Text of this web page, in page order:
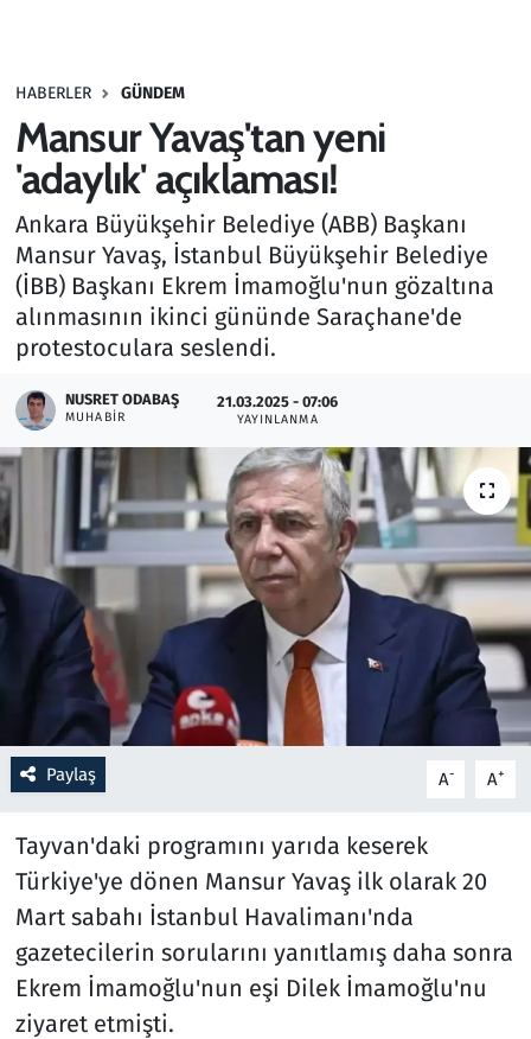
HABERLER GÜNDEM
Mansur Yavaş'tan yeni
'adaylık' açıklaması!
Ankara Büyükşehir Belediye (ABB) Başkanı
Mansur Yavaş, İstanbul Büyükşehir Belediye
(İBB) Başkanı Ekrem İmamoğlu'nun gözaltına
alınmasının ikinci gününde Saraçhane'de
protestoculara seslendi.
NUSRET ODABAŞ
MUHABIR
21.03.2025 - 07:06
YAYINLANMA
Paylaş A- A+
Tayvan'daki programını yarıda keserek
Türkiye'ye dönen Mansur Yavaş ilk olarak 20
Mart sabahı İstanbul Havalimanı'nda
gazetecilerin sorularını yanıtlamış daha sonra
Ekrem İmamoğlu'nun eşi Dilek İmamoğlu'nu
ziyaret etmişti.
Haber
Kültür Sanat
Kurumsal Haberler
Lezzet Durağı
Memur ve Kamu
Otomobil
Oyun
Ramazan
Resmi İlanlar
Rüya Tabirleri
Sağlık
Savunma Sanayi
Spor
Teknoloji ve Bilim
Televizyon